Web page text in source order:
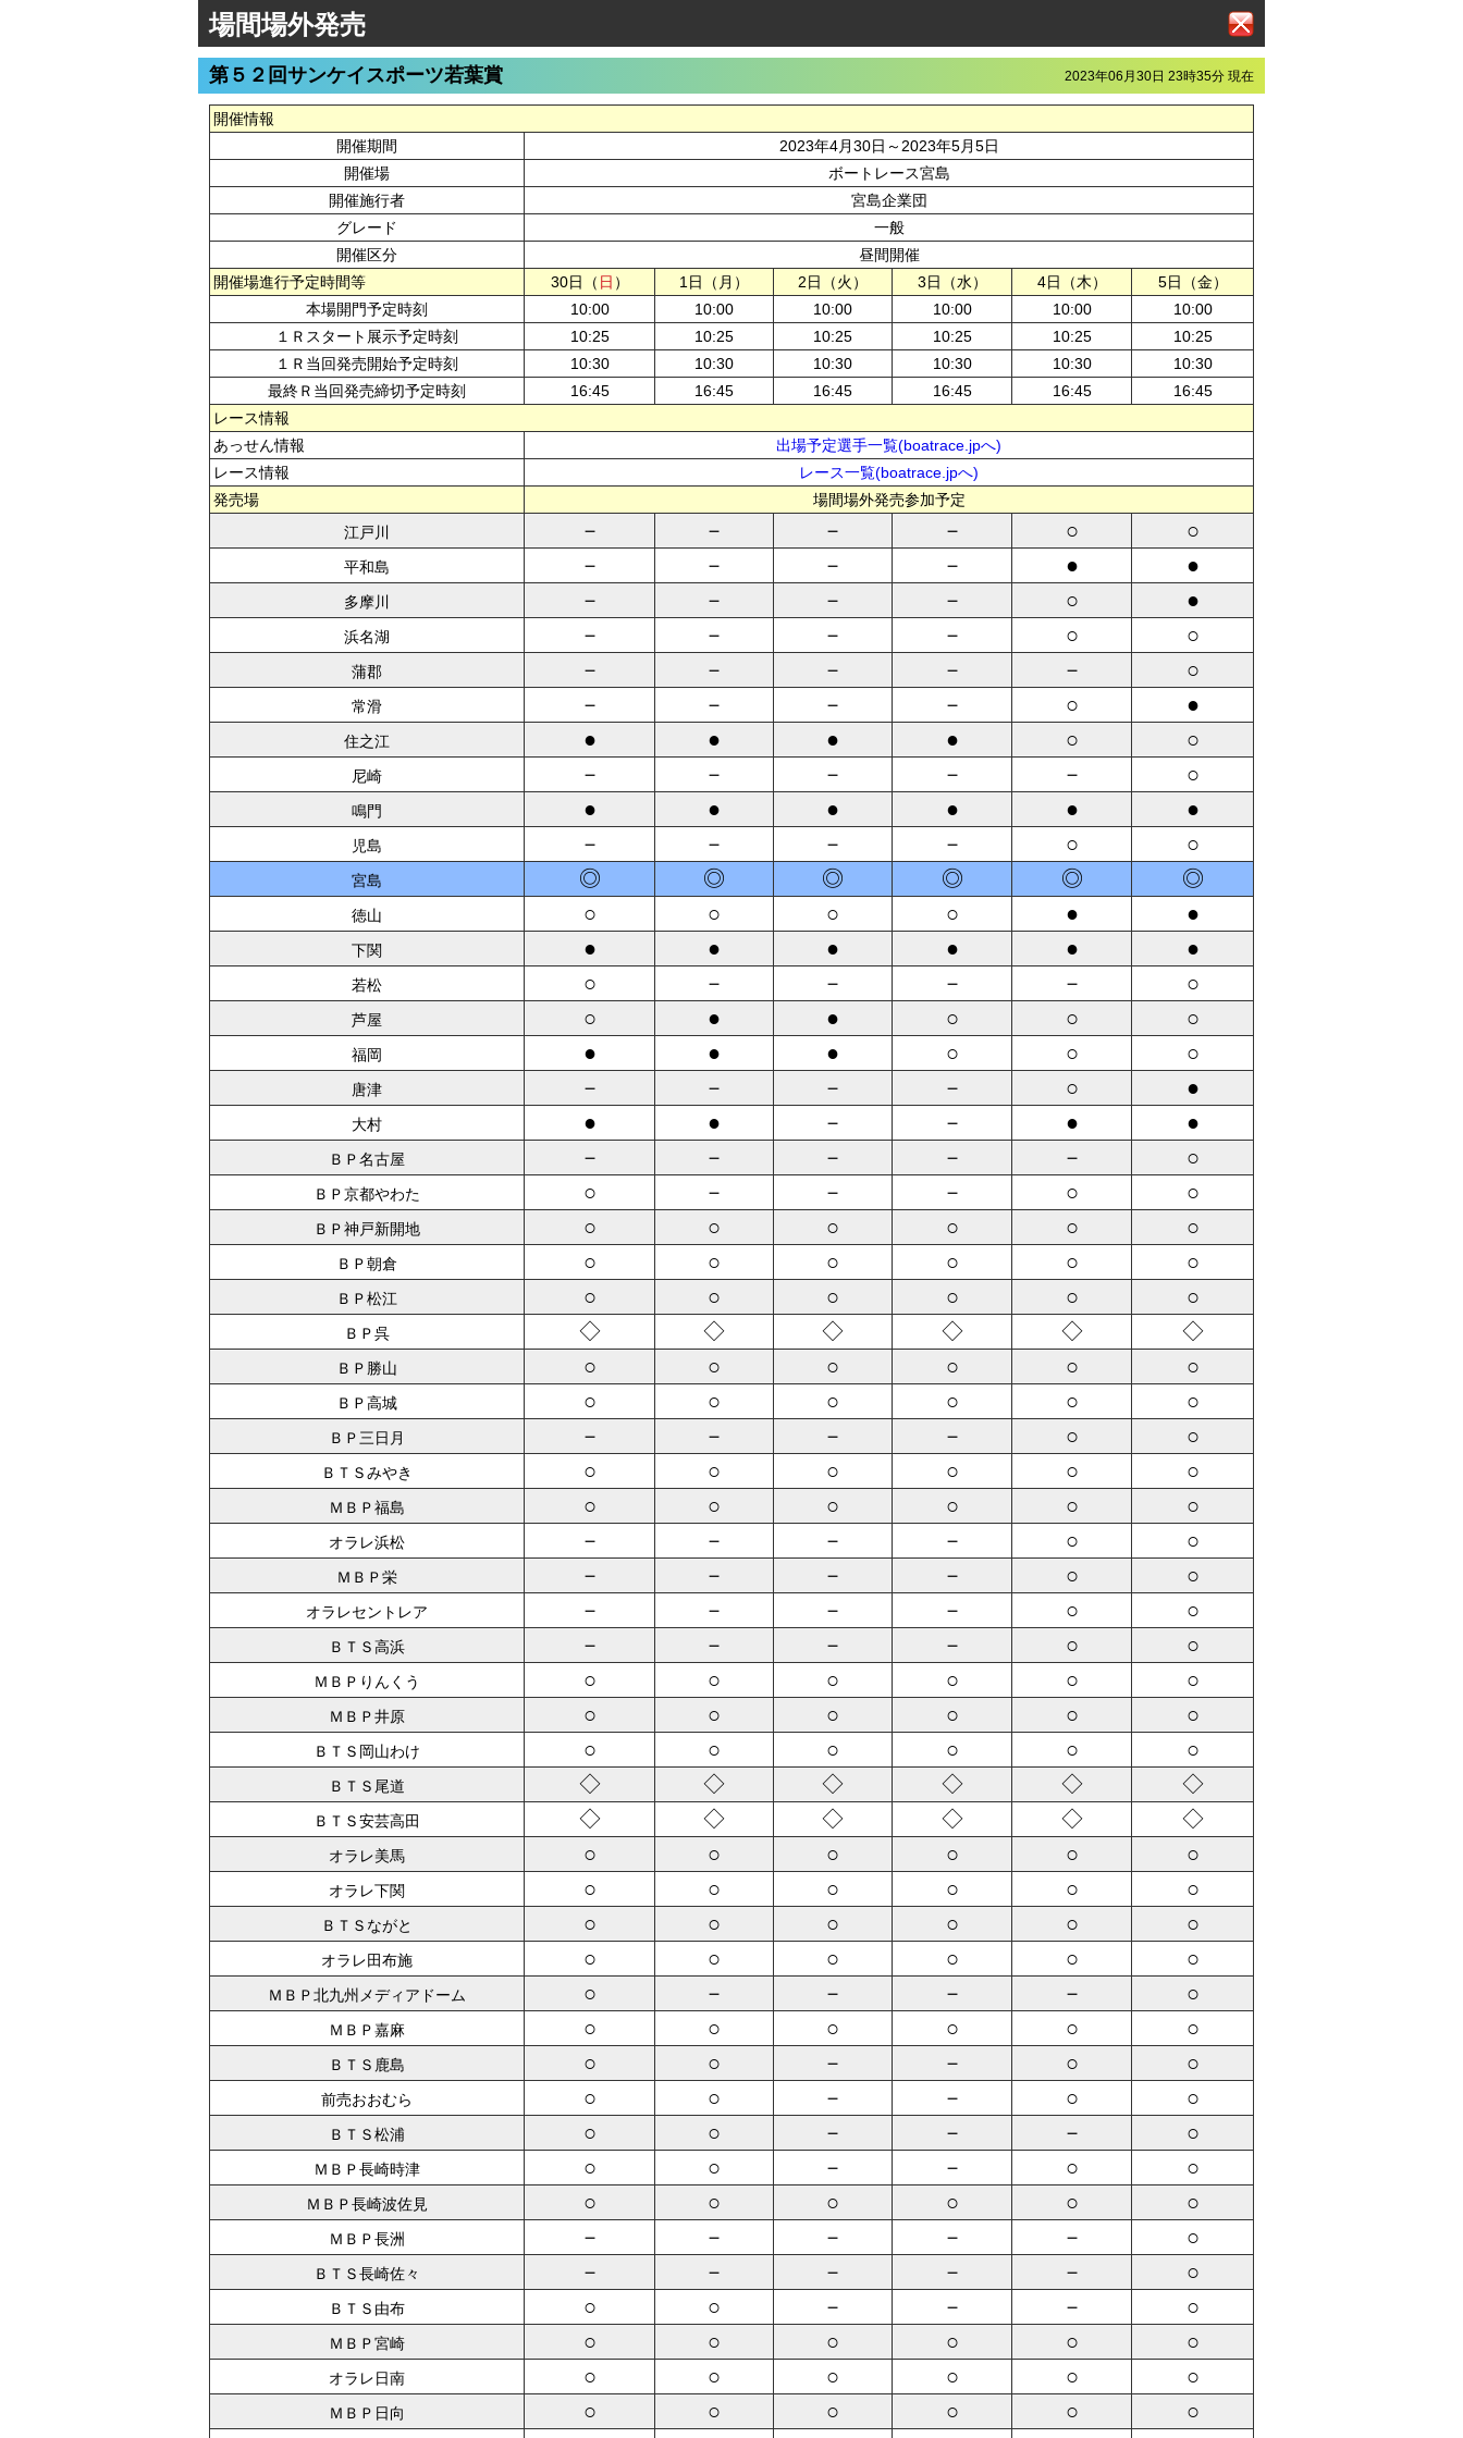
場間場外発売
2023年06月30日 23時35分 現在
第５２回サンケイスポーツ若葉賞
開催情報
開催期間
2023年4月30日～2023年5月5日
開催場
ボートレース宮島
開催施行者
宮島企業団
グレード
一般
開催区分
昼間開催
開催場進行予定時間等
30日（ 日 ） 1日（月） 2日（火） 3日（水） 4日（木）
5日（金）
本場開門予定時刻
10:00 10:00 10:00 10:00 10:00
10:00
１Ｒスタート展示予定時刻
10:25 10:25 10:25 10:25 10:25
10:25
１Ｒ当回発売開始予定時刻
10:30 10:30 10:30 10:30 10:30
10:30
最終Ｒ当回発売締切予定時刻
16:45 16:45 16:45 16:45 16:45
16:45
レース情報
あっせん情報
出場予定選手一覧(boatrace.jpへ)
レース情報
レース一覧(boatrace.jpへ)
発売場
場間場外発売参加予定
江戸川
－ － － － ○ ○
平和島 － － － － ● ●
多摩川 － － － － ○ ●
浜名湖 － － － － ○ ○
蒲郡 － － － － － ○
常滑 － － － － ○ ●
住之江 ● ● ● ● ○ ○
尼崎 － － － － － ○
鳴門 ● ● ● ● ● ●
児島 － － － － ○ ○
宮島 ◎ ◎ ◎ ◎ ◎ ◎
徳山 ○ ○ ○ ○ ● ●
下関 ● ● ● ● ● ●
若松 ○ － － － － ○
芦屋 ○ ● ● ○ ○ ○
福岡 ● ● ● ○ ○ ○
唐津 － － － － ○ ●
大村 ● ● － － ● ●
ＢＰ名古屋 － － － － － ○
ＢＰ京都やわた ○ － － － ○ ○
ＢＰ神戸新開地 ○ ○ ○ ○ ○ ○
ＢＰ朝倉 ○ ○ ○ ○ ○ ○
ＢＰ松江 ○ ○ ○ ○ ○ ○
ＢＰ呉 ◇ ◇ ◇ ◇ ◇ ◇
ＢＰ勝山 ○ ○ ○ ○ ○ ○
ＢＰ高城 ○ ○ ○ ○ ○ ○
ＢＰ三日月 － － － － ○ ○
ＢＴＳみやき ○ ○ ○ ○ ○ ○
ＭＢＰ福島 ○ ○ ○ ○ ○ ○
オラレ浜松 － － － － ○ ○
ＭＢＰ栄 － － － － ○ ○
オラレセントレア － － － － ○ ○
ＢＴＳ高浜 － － － － ○ ○
ＭＢＰりんくう ○ ○ ○ ○ ○ ○
ＭＢＰ井原 ○ ○ ○ ○ ○ ○
ＢＴＳ岡山わけ ○ ○ ○ ○ ○ ○
ＢＴＳ尾道 ◇ ◇ ◇ ◇ ◇ ◇
ＢＴＳ安芸高田 ◇ ◇ ◇ ◇ ◇ ◇
オラレ美馬 ○ ○ ○ ○ ○ ○
オラレ下関 ○ ○ ○ ○ ○ ○
ＢＴＳながと ○ ○ ○ ○ ○ ○
オラレ田布施 ○ ○ ○ ○ ○ ○
ＭＢＰ北九州メディアドーム ○ － － － － ○
ＭＢＰ嘉麻 ○ ○ ○ ○ ○ ○
ＢＴＳ鹿島 ○ ○ － － ○ ○
前売おおむら ○ ○ － － ○ ○
ＢＴＳ松浦 ○ ○ － － － ○
ＭＢＰ長崎時津 ○ ○ － － ○ ○
ＭＢＰ長崎波佐見 ○ ○ ○ ○ ○ ○
ＭＢＰ長洲 － － － － － ○
ＢＴＳ長崎佐々 － － － － － ○
ＢＴＳ由布 ○ ○ － － － ○
ＭＢＰ宮崎 ○ ○ ○ ○ ○ ○
オラレ日南 ○ ○ ○ ○ ○ ○
ＭＢＰ日向 ○ ○ ○ ○ ○
○